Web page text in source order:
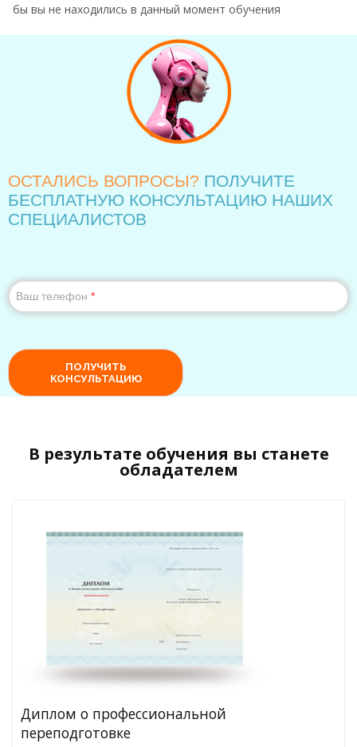
бы вы не находились в данный момент обучения
В результате обучения вы станете
обладателем
Диплом о профессиональной
переподготовке